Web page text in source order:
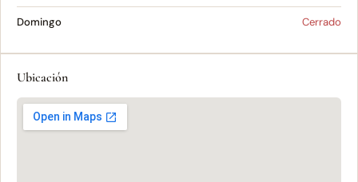
Domingo Cerrado
Ubicación